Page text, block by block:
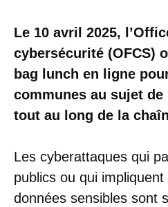
Le 10 avril 2025,
cybersécurité (OFCS)
bag lunch en ligne
communes au sujet
tout au long de la
Les cyberattaques qui
publics ou qui
données sensibles sont